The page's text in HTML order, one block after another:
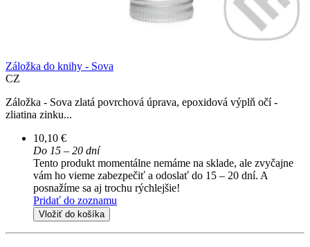
Záložka do knihy - Sova
CZ
Záložka - Sova zlatá povrchová úprava, epoxidová výplň očí -
zliatina zinku...
10,10 €
Do 15 – 20 dní
Tento produkt momentálne nemáme na sklade, ale zvyčajne
vám ho vieme zabezpečiť a odoslať do 15 – 20 dní. A
posnažíme sa aj trochu rýchlejšie!
Pridať do zoznamu
Vložiť do košíka